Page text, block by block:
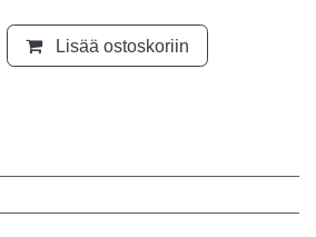
Lisää ostoskoriin